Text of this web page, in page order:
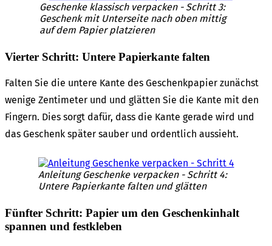
Geschen­ke klas­sisch verpa­cken - Schritt 3:
Geschenk mit Unter­sei­te nach oben mittig
auf dem Papier plat­zie­ren
Vier­ter Schritt: Unte­re Papier­kan­te falten
Falten Sie die unte­re Kante des Geschenk­pa­pier zunächst
weni­ge Zenti­me­ter und und glät­ten Sie die Kante mit den
Fingern. Dies sorgt dafür, dass die Kante gera­de wird und
das Geschenk später sauber und ordent­lich aussieht.
Anlei­tung Geschen­ke verpa­cken - Schritt 4:
Unte­re Papier­kan­te falten und glät­ten
Fünf­ter Schritt: Papier um den Geschenk­in­halt
span­nen und fest­kle­ben